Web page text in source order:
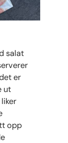
salat
er
ut
opp